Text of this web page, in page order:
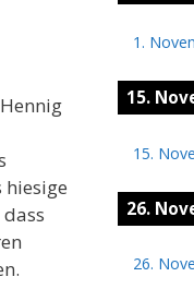
hiesige
1.
15.
15.
26.
26.